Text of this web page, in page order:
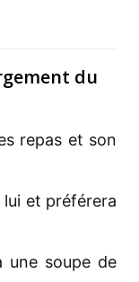
du
repas et son
et préférera
une soupe de